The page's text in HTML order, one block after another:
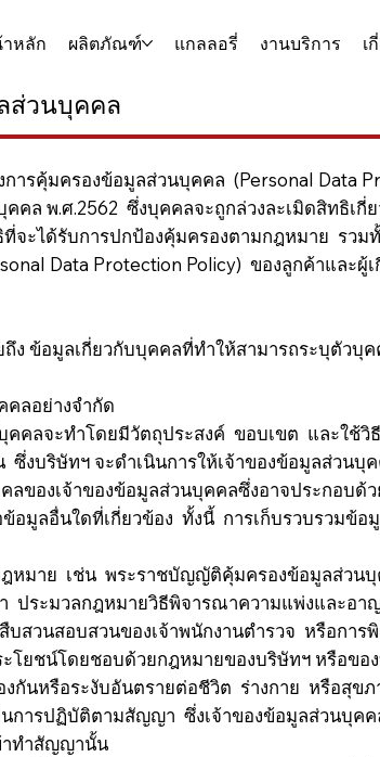
หลัก ผลิตภัณฑ์ แกลลอรี่ งานบริการ เ
ส่วนบุคคล
การคุ้มครองข้อมูลส่วนบุคคล (Personal
ล พ.ศ.2562 ซึ่งบุคคลจะถูกล่วงละเมิดสิทธิเ
จะได้รับการปกป้องคุ้มครองตามกฎหมาย รว
Data Protection Policy) ของลูกค้าและผู้
ลเกี่ยวกับบุคคลที่ทำให้สามารถระบุตัวบุคคล
คลอย่างจำกัด
ทำโดยมีวัตถุประสงค์ ขอบเขต และใช้วิธีกา
ซึ่งบริษัทฯ จะดำเนินการให้เจ้าของข้อมูลส่ว
ลของเจ้าของข้อมูลส่วนบุคคลซึ่งอาจประกอ
มูลอื่นใดที่เกี่ยวข้อง ทั้งนี้ การเก็บรวบรวมข้
เช่น พระราชบัญญัติคุ้มครองข้อมูลส่วนบุคค
ประมวลกฎหมายวิธีพิจารณาความแพ่งและอา
นสอบสวนของเจ้าพนักงานตำรวจ หรือการ
ชน์โดยชอบด้วยกฎหมายของบริษัทฯ หรือขอ
รือระงับอันตรายต่อชีวิต ร่างกาย หรือสุขภา
ารปฏิบัติตามสัญญา ซึ่งเจ้าของข้อมูลส่วน
าทำสัญญานั้น